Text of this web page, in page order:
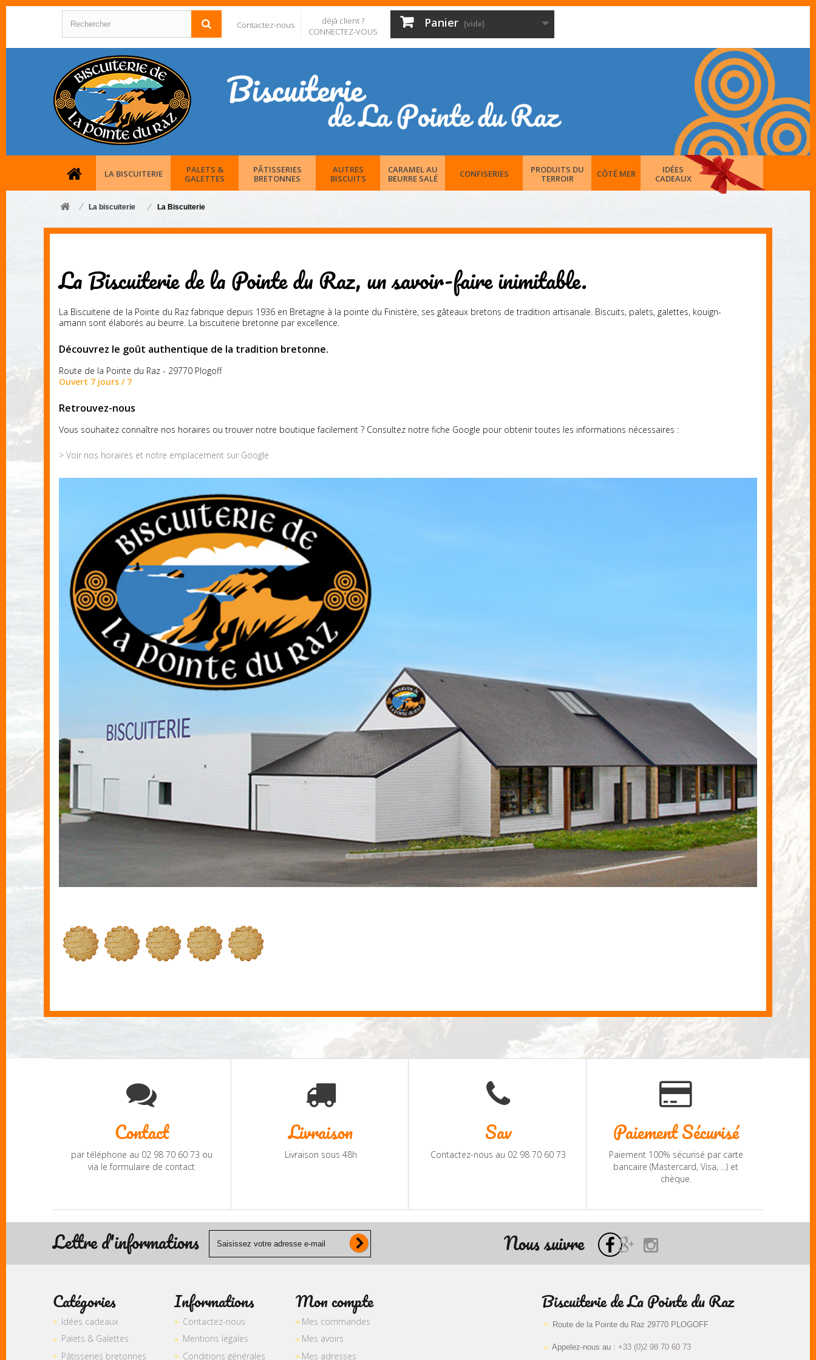
Contactez-nous
déjà client ?
CONNECTEZ-VOUS
Panier (vide)
LA BISCUITERIE
PALETS &
GALETTES
PÂTISSERIES
BRETONNES
AUTRES
BISCUITS
CARAMEL AU
BEURRE SALÉ
CONFISERIES
PRODUITS DU
TERROIR
CÔTÉ MER
IDÉES
CADEAUX
La biscuiterie La Biscuiterie
La Biscuiterie de la Pointe du Raz, un savoir-faire inimitable.
La Biscuiterie de la Pointe du Raz fabrique depuis 1936 en Bretagne à la pointe du Finistère, ses gâteaux bretons de tradition artisanale. Biscuits, palets, galettes, kouign-
amann sont élaborés au beurre. La biscuiterie bretonne par excellence.
Découvrez le goût authentique de la tradition bretonne.
Route de la Pointe du Raz - 29770 Plogoff
Ouvert 7 jours / 7
Retrouvez-nous
Vous souhaitez connaître nos horaires ou trouver notre boutique facilement ? Consultez notre fiche Google pour obtenir toutes les informations nécessaires :
> Voir nos horaires et notre emplacement sur Google
Contact
par téléphone au 02 98 70 60 73 ou
via le formulaire de contact
Livraison
Livraison sous 48h
Sav
Contactez-nous au 02 98 70 60 73
Paiement Sécurisé
Paiement 100% sécurisé par carte
bancaire (Mastercard, Visa, ...) et
chèque.
Lettre d'informations Nous suivre
Catégories
Idées cadeaux
Palets & Galettes
Pâtisseries bretonnes
Informations
Contactez-nous
Mentions légales
Conditions générales
Mon compte
Mes commandes
Mes avoirs
Mes adresses
Biscuiterie de La Pointe du Raz
Route de la Pointe du Raz 29770 PLOGOFF
Appelez-nous au : +33 (0)2 98 70 60 73